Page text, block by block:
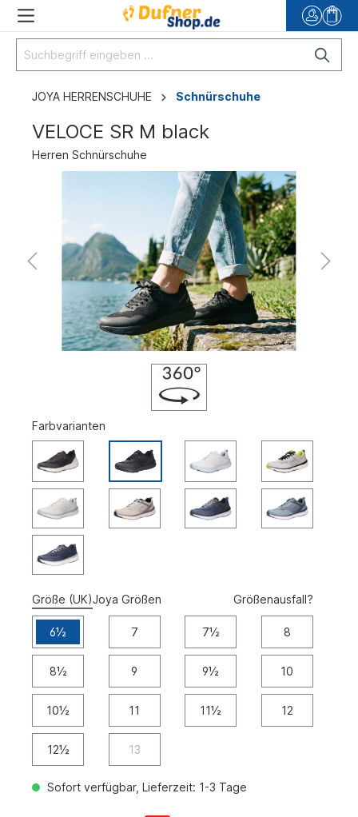
JOYA HERRENSCHUHE Schnürschuhe
VELOCE SR M black
Herren Schnürschuhe
Farbvarianten
Größe (UK)Joya Größen Größenausfall?
6½ 7 7½ 8
8½ 9 9½ 10
10½ 11 11½ 12
12½ 13
Sofort verfügbar, Lieferzeit: 1-3 Tage